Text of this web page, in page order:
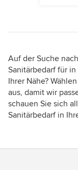
Auf der Suche
Sanitärbedarf für
Ihrer Nähe?
aus, damit wir
schauen Sie sich
Sanitärbedarf in